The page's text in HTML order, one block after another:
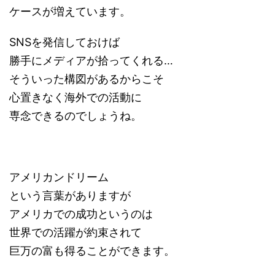
ケースが増えています。
SNSを発信しておけば
勝手にメディアが拾ってくれる…
そういった構図があるからこそ
心置きなく海外での活動に
専念できるのでしょうね。
アメリカンドリーム
という言葉がありますが
アメリカでの成功というのは
世界での活躍が約束されて
巨万の富も得ることができます。